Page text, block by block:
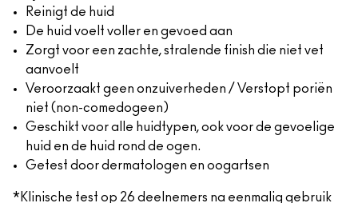
Reinigt de huid
De huid voelt voller en gevoed aan
Zorgt voor een zachte, stralende finish die niet vet
aanvoelt
Veroorzaakt geen onzuiverheden / Verstopt poriën
niet (non-comedogeen)
Geschikt voor alle huidtypen, ook voor de gevoelige
huid en de huid rond de ogen.
Getest door dermatologen en oogartsen
*Klinische test op 26 deelnemers na eenmalig gebruik